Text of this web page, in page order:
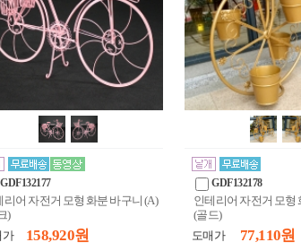
GDF132177
리어 자전거 모형 화분 바구니 (A)
)
가
158,920 원
GDF132178
인테리어 자전거 모형
(골드)
도매가
77,110 원